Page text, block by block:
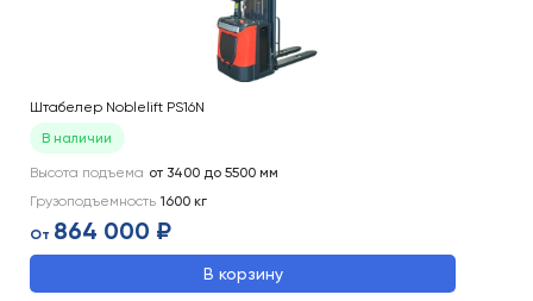
Штабелер Noblelift PS16N
В наличии
Высота подъема от 3400 до 5500 мм
Грузоподъемность 1600 кг
От 864 000 ₽
В корзину